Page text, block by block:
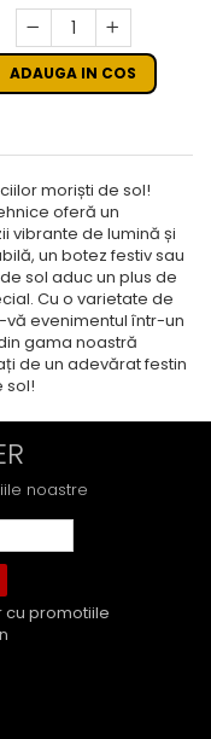
ADAUGA IN COS
moriști de sol!
oferă un
vibrante de lumină și
un botez festiv sau
sol aduc un plus de
Cu o varietate de
evenimentul într-un
gama noastră
de un adevărat festin
sol!
noastre
cu promotiile